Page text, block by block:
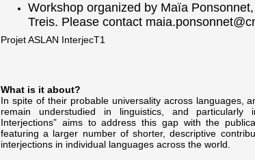
Workshop organized by Maïa
Treis. Please contact
Projet ASLAN InterjecT1
What is it about?
In spite of their probable universality across languages,
remain understudied in linguistics, and particularly
Interjections” aims to address this gap with the
featuring a larger number of shorter, descriptive
interjections in individual languages across the world.